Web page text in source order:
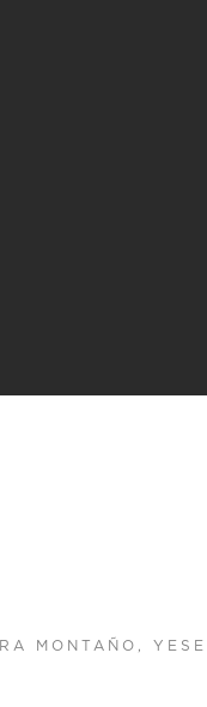
MONTAÑO,